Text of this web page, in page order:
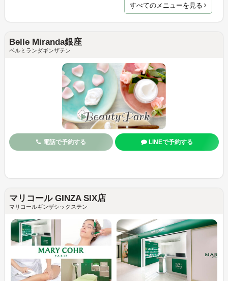
すべてのメニューを見る
Belle Miranda銀座
ベルミランダギンザテン
電話で予約する LINEで予約する
マリコール GINZA SIX店
マリコールギンザシックステン